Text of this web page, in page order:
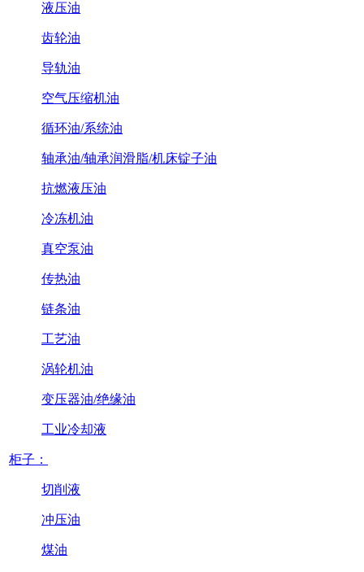
液压油
齿轮油
导轨油
空气压缩机油
循环油/系统油
轴承油/轴承润滑脂/机床锭子油
抗燃液压油
冷冻机油
真空泵油
传热油
链条油
工艺油
涡轮机油
变压器油/绝缘油
工业冷却液
柜子：
切削液
冲压油
煤油